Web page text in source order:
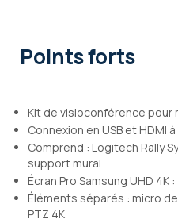
Points forts
Kit de visioconférence pour
Connexion en USB et HDMI
Comprend : Logitech Rally
support mural
Écran Pro Samsung UHD
Éléments séparés : micro
PTZ 4K